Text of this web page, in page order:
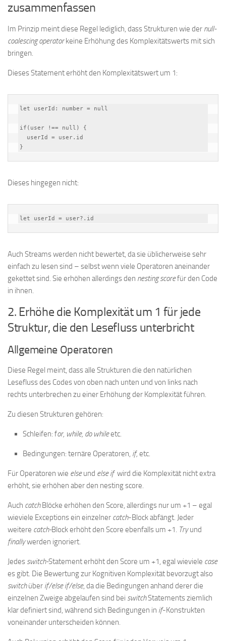
zusammenfassen
Im Prinzip meint diese Regel lediglich, dass Strukturen wie der null-
coalescing operatorkeine Erhöhung des Komplexitätswerts mit sich
bringen.
Dieses Statement erhöht den Komplexitätswert um 1:
let userId: number = null
if(user !== null) {
}
Dieses hingegen nicht:
let userId = user?.id
Auch Streams werden nicht bewertet, da sie üblicherweise sehr
einfach zu lesen sind – selbst wenn viele Operatoren aneinander
gekettet sind. Sie erhöhen allerdings den nesting scorefür den Code
in ihnen.
2. Erhöhe die Komplexität um 1 für jede
Struktur, die den Lesefluss unterbricht
Allgemeine Operatoren
Diese Regel meint, dass alle Strukturen die den natürlichen
Lesefluss des Codes von oben nach unten und von links nach
rechts unterbrechen zu einer Erhöhung der Komplexität führen.
Zu diesen Strukturen gehören:
Schleifen: for, while, do whileetc.
Bedingungen: ternäre Operatoren, if, etc.
Für Operatoren wie elseund else if wird die Komplexität nicht extra
erhöht, sie erhöhen aber den nesting score.
Auch catchBlöcke erhöhen den Score, allerdings nur um +1 – egal
wieviele Exceptions ein einzelner catch-Block abfängt. Jeder
weitere catch-Block erhöht den Score ebenfalls um +1. Tryund
finallywerden ignoriert.
Jedes switch-Statement erhöht den Score um +1, egal wieviele case
es gibt. Die Bewertung zur Kognitiven Komplexität bevorzugt also
switchüber if/else if/else, da die Bedingungen anhand derer die
einzelnen Zweige abgelaufen sind bei switchStatements ziemlich
klar definiert sind, während sich Bedingungen in if-Konstrukten
voneinander unterscheiden können.